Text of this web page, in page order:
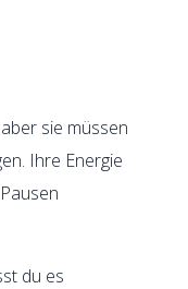
sie müssen
Ihre Energie
du es